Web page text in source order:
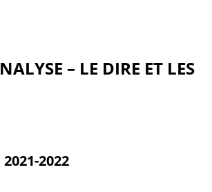
– LE DIRE ET LES
2022